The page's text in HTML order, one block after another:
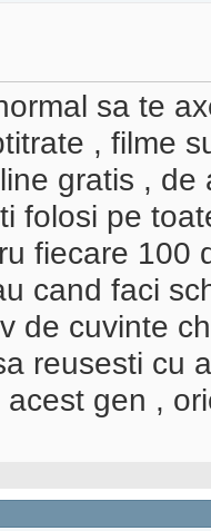
sa te
, filme
gratis ,
folosi pe
fiecare 100
cand faci
de cuvinte
reusesti cu
acest gen ,